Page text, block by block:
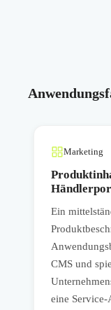
Marketing
Ein
CMS und
eine